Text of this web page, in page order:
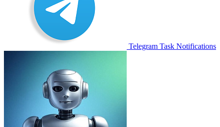
Telegram Task Notifications